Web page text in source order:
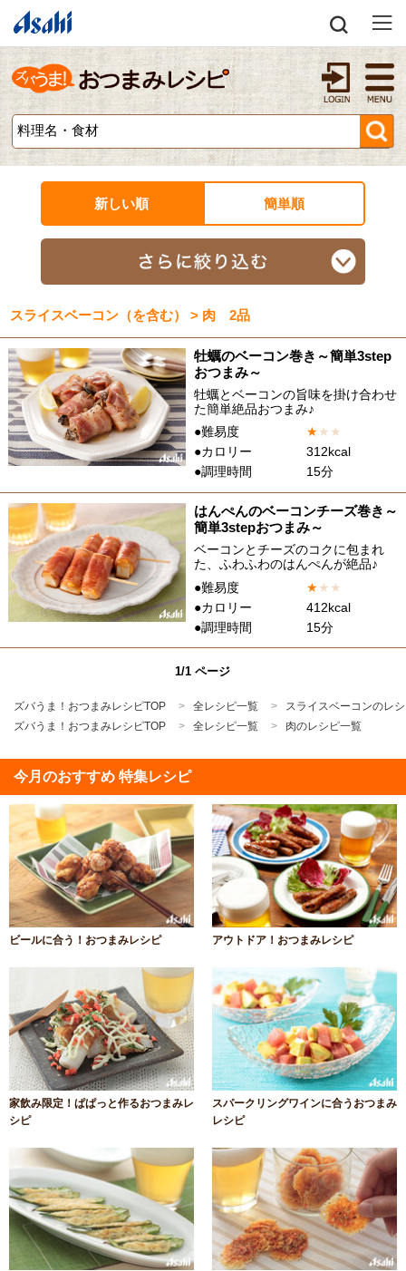
新しい順 簡単順
スライスベーコン（を含む） > 肉 2品
牡蠣のベーコン巻き～簡単3step
おつまみ～
牡蠣とベーコンの旨味を掛け合わせ
た簡単絶品おつまみ♪
●難易度
★★ ★
●カロリー
312kcal
●調理時間
15分
はんぺんのベーコンチーズ巻き～
簡単3stepおつまみ～
ベーコンとチーズのコクに包まれ
た、ふわふわのはんぺんが絶品♪
●難易度
★★ ★
●カロリー
412kcal
●調理時間
15分
1/1 ページ
ズバうま！おつまみレシピTOP 全レシピ一覧
スライスベーコンのレ
ズバうま！おつまみレシピTOP
全レシピ一覧 肉のレシピ一覧
今月のおすすめ 特集レシピ
ビールに合う！おつまみレシピ アウトドア！おつまみレシピ
家飲み限定！ぱぱっと作るおつまみレ
シピ
スパークリングワインに合うおつまみ
レシピ